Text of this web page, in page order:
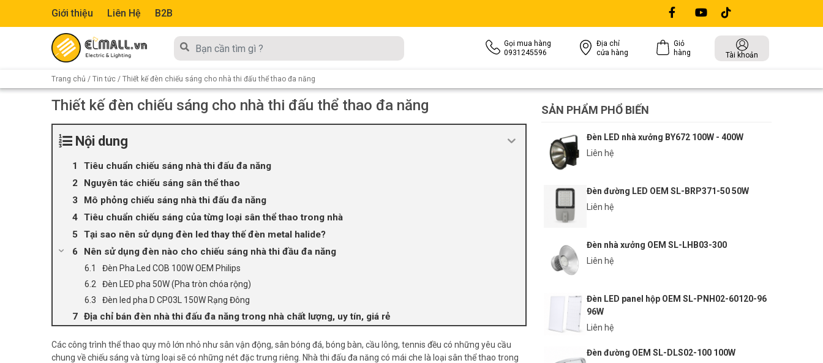
Giới thiệu Liên Hệ B2B
Gọi mua hàng
0931245596
Địa chỉ
cửa hàng
Giỏ
hàng
Tài khoản
Trang chủ / Tin tức / Thiết kế đèn chiếu sáng cho nhà thi đấu thể thao đa năng
Thiết kế đèn chiếu sáng cho nhà thi đấu thể thao đa năng
Nội dung
Tiêu chuẩn chiếu sáng nhà thi đấu đa năng
Nguyên tác chiếu sáng sân thể thao
Mô phỏng chiếu sáng nhà thi đấu đa năng
Tiêu chuẩn chiếu sáng của từng loại sân thể thao trong nhà
Tại sao nên sử dụng đèn led thay thế đèn metal halide?
Nên sử dụng đèn nào cho chiếu sáng nhà thi đầu đa năng
Đèn Pha Led COB 100W OEM Philips
Đèn LED pha 50W (Pha tròn chóa rộng)
Đèn led pha D CP03L 150W Rạng Đông
Địa chỉ bán đèn nhà thi đấu đa năng trong nhà chất lượng, uy tín, giá rẻ
Các công trình thể thao quy mô lớn nhỏ như sân vận động, sân bóng đá, bóng bàn, cầu lông, tennis đều có những yêu cầu
chung về chiếu sáng và từng loại sẽ có những nét đặc trưng riêng. Nhà thi đấu đa năng có mái che là loại sân thể thao trong
SẢN PHẨM PHỔ BIẾN
Đèn LED nhà xưởng BY672 100W - 400W
Liên hệ
Đèn đường LED OEM SL-BRP371-50 50W
Liên hệ
Đèn nhà xưởng OEM SL-LHB03-300
Liên hệ
Đèn LED panel hộp OEM SL-PNH02-60120-96
96W
Liên hệ
Đèn đường OEM SL-DLS02-100 100W